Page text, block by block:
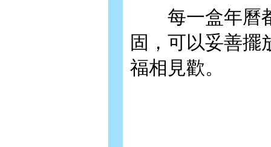
每一盒年曆都
固，可以妥善擺
福相見歡。